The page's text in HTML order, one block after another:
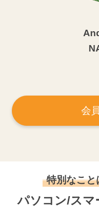
会
特別なこと
パソコン/スマ